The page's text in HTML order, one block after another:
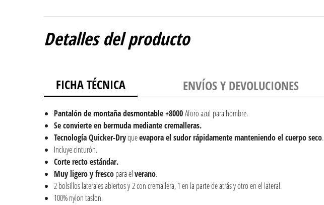
Detalles del producto
FICHA TÉCNICA ENVÍOS Y DEVOLUCIONES
Pantalón de montaña desmontable +8000Aforo azul para hombre.
Se convierte en bermuda mediante cremalleras.
Tecnología Quicker-Dryqueevapora el sudor rápidamente manteniendo el cuerpo seco.
Incluye cinturón.
Corte recto estándar.
Muy ligero y frescopara elverano.
2 bolsillos laterales abiertos y 2 con cremallera, 1 en la parte de atrás y otro en el lateral.
100% nylon taslon.